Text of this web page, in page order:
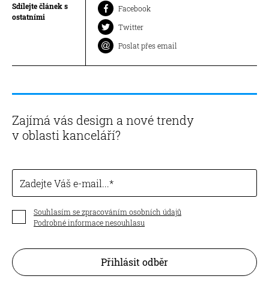
Sdílejte článek s
ostatními
Facebook
Twitter
Poslat přes email
Zajímá vás design a nové trendy
v oblasti kanceláří?
Zadejte Váš e-mail...
Souhlasím se zpracováním osobních údajů
Podrobné informace nesouhlasu
Přihlásit odběr